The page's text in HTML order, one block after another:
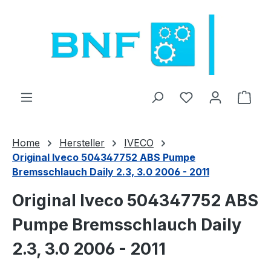
Aveți 0 articole
Home Hersteller
IVECO
Original Iveco 504347752 ABS Pumpe
Bremsschlauch Daily 2.3, 3.0 2006 - 2011
Original Iveco 504347752 ABS
Pumpe Bremsschlauch Daily
2.3, 3.0 2006 - 2011